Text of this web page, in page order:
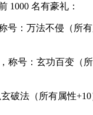
1000 名有豪礼：
号：万法不侵（所
称号：玄功百变（
破法（所有属性